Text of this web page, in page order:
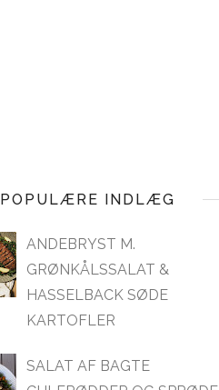
POPULÆRE INDLÆG
ANDEBRYST M.
GRØNKÅLSSALAT &
HASSELBACK SØDE
KARTOFLER
SALAT AF BAGTE